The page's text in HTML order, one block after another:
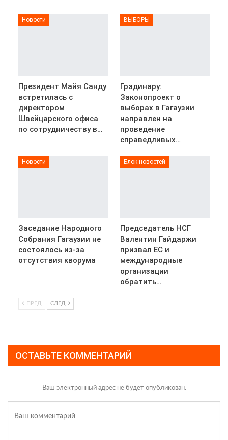
Новости
Президент Майя Санду
встретилась с
директором
Швейцарского офиса
по сотрудничеству в…
ВЫБОРЫ
Грэдинару:
Законопроект о
выборах в Гагаузии
направлен на
проведение
справедливых…
Новости
Заседание Народного
Собрания Гагаузии не
состоялось из-за
отсутствия кворума
Блок новостей
Председатель НСГ
Валентин Гайдаржи
призвал ЕС и
международные
организации
обратить…
ПРЕД СЛЕД
ОСТАВЬТЕ КОММЕНТАРИЙ
Ваш электронный адрес не будет опубликован.